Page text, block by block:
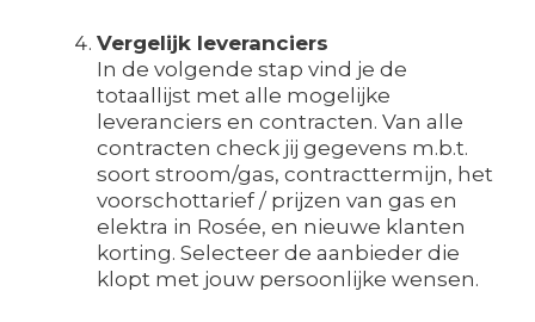
Vergelijk leveranciers
In de volgende stap vind je de
totaallijst met alle mogelijke
leveranciers en contracten. Van alle
contracten check jij gegevens m.b.t.
soort stroom/gas, contracttermijn, het
voorschottarief / prijzen van gas en
elektra in Rosée, en nieuwe klanten
korting. Selecteer de aanbieder die
klopt met jouw persoonlijke wensen.